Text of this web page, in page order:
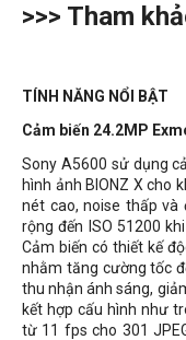
>>> Tham
TÍNH NĂNG NỔI BẬT
Cảm biến 24.2MP
Sony A5600 sử dụng
hình ảnh BIONZ X cho
nét cao, noise thấp và
rộng đến ISO 51200
Cảm biến có thiết kế
nhằm tăng cường tốc
thu nhận ánh sáng,
kết hợp cấu hình như
từ 11 fps cho 301